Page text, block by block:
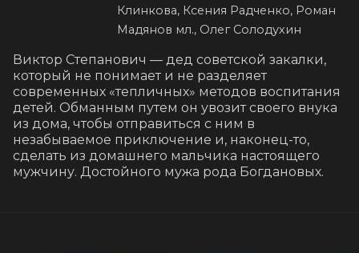
Клинкова, Ксения Радченко, Роман
Мадянов мл., Олег Солодухин
Виктор Степанович — дед советской закалки,
который не понимает и не разделяет
современных «тепличных» методов воспитания
детей. Обманным путем он увозит своего внука
из дома, чтобы отправиться с ним в
незабываемое приключение и, наконец-то,
сделать из домашнего мальчика настоящего
мужчину. Достойного мужа рода Богдановых.